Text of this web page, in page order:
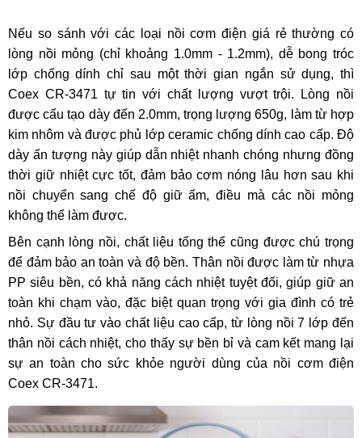
Nếu so sánh với các loại nồi cơm điện giá rẻ thường có
lòng nồi mỏng (chỉ khoảng 1.0mm - 1.2mm), dễ bong tróc
lớp chống dính chỉ sau một thời gian ngắn sử dụng, thì
Coex CR-3471 tự tin với chất lượng vượt trội. Lòng nồi
được cấu tạo dày đến 2.0mm, trọng lượng 650g, làm từ hợp
kim nhôm và được phủ lớp ceramic chống dính cao cấp. Độ
dày ấn tượng này giúp dẫn nhiệt nhanh chóng nhưng đồng
thời giữ nhiệt cực tốt, đảm bảo cơm nóng lâu hơn sau khi
nồi chuyển sang chế độ giữ ấm, điều mà các nồi mỏng
không thể làm được.
Bên cạnh lòng nồi, chất liệu tổng thể cũng được chú trọng
để đảm bảo an toàn và độ bền. Thân nồi được làm từ nhựa
PP siêu bền, có khả năng cách nhiệt tuyệt đối, giúp giữ an
toàn khi chạm vào, đặc biệt quan trọng với gia đình có trẻ
nhỏ. Sự đầu tư vào chất liệu cao cấp, từ lòng nồi 7 lớp đến
thân nồi cách nhiệt, cho thấy sự bền bỉ và cam kết mang lại
sự an toàn cho sức khỏe người dùng của nồi cơm điện
Coex CR-3471.